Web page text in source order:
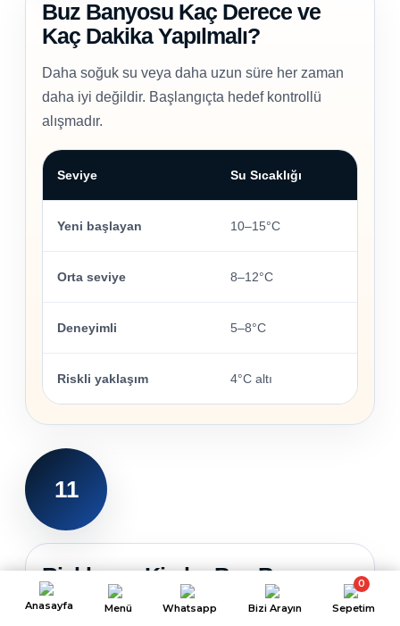
Buz Banyosu Kaç Derece ve
Kaç Dakika Yapılmalı?
Daha soğuk su veya daha uzun süre her zaman
daha iyi değildir. Başlangıçta hedef kontrollü
alışmadır.
Seviye Su Sıcaklığı
Yeni başlayan 10–15°C
Orta seviye 8–12°C
Deneyimli 5–8°C
Riskli yaklaşım 4°C altı
11
Riskler ve Kimler Buz Banyosu
Yapmamalı?
Anasayfa Menü Whatsapp Bizi Arayın Sepetim
0